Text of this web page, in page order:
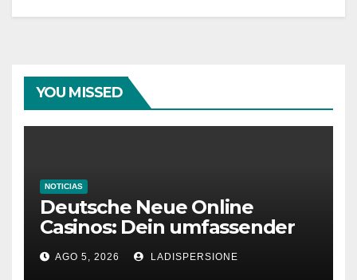
YOU MISSED
NOTICIAS
Deutsche Neue Online
Casinos: Dein umfassender
Ratgeber für moderne
Glücksspielplattformen
AGO 5, 2026 LADISPERSIONE